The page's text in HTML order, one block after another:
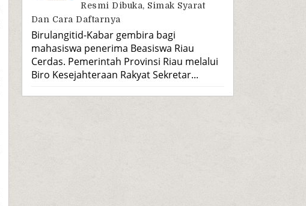
Resmi Dibuka, Simak Syarat
Dan Cara Daftarnya
Birulangitid-Kabar gembira bagi
mahasiswa penerima Beasiswa Riau
Cerdas. Pemerintah Provinsi Riau melalui
Biro Kesejahteraan Rakyat Sekretar...